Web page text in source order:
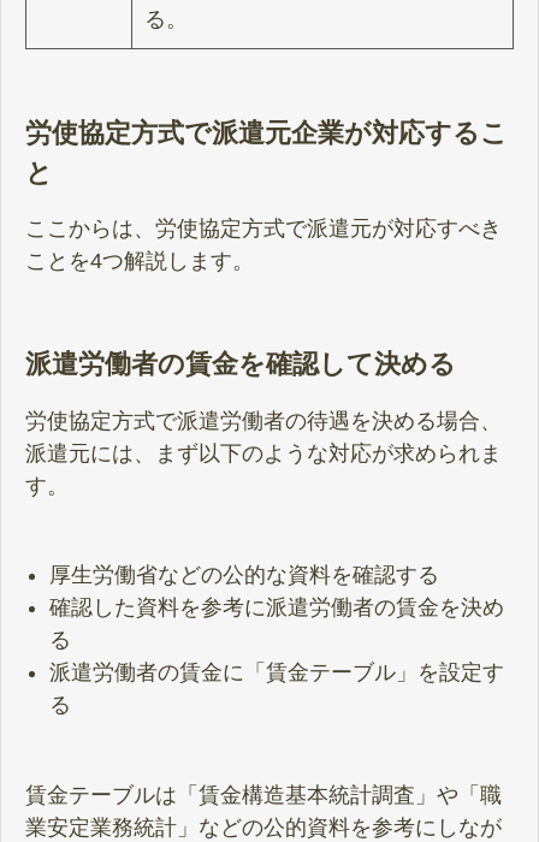
る。
労使協定方式で派遣元企業が対応するこ
と
ここからは、労使協定方式で派遣元が対応すべき
ことを4つ解説します。
派遣労働者の賃金を確認して決める
労使協定方式で派遣労働者の待遇を決める場合、
派遣元には、まず以下のような対応が求められま
す。
厚生労働省などの公的な資料を確認する
確認した資料を参考に派遣労働者の賃金を決め
る
派遣労働者の賃金に「賃金テーブル」を設定す
る
賃金テーブルは「賃金構造基本統計調査」や「職
業安定業務統計」などの公的資料を参考にしなが